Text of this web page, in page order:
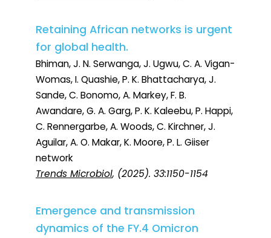
Retaining African networks is urgent
for global health.
Bhiman, J. N. Serwanga, J. Ugwu, C. A. Vigan-
Womas, I. Quashie, P. K. Bhattacharya, J.
Sande, C. Bonomo, A. Markey, F. B.
Awandare, G. A. Garg, P. K. Kaleebu, P. Happi,
C. Rennergarbe, A. Woods, C. Kirchner, J.
Aguilar, A. O. Makar, K. Moore, P. L. Giiser
network
Trends Microbiol, (2025). 33:1150-1154
Emergence and transmission
dynamics of the FY.4 Omicron